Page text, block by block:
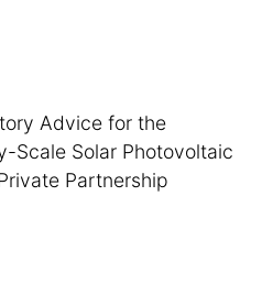
Advice for the
Scale Solar Photovoltaic
Partnership